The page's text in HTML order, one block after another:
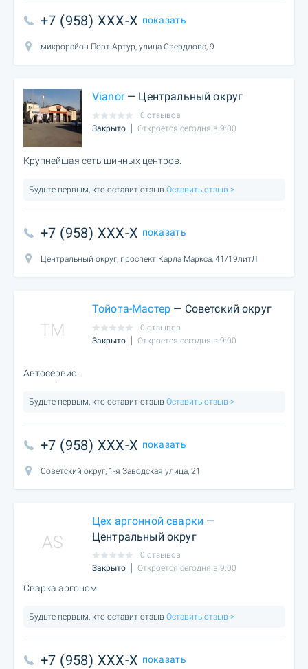
+7 (958) XXX-X показать
микрорайон Порт-Артур, улица Свердлова, 9
Vianor— Центральный округ
0 отзывов
Закрыто
Откроется сегодня в 9:00
Крупнейшая сеть шинных центров.
Будьте первым, кто оставит отзыв Оставить отзыв >
+7 (958) XXX-X показать
Центральный округ, проспект Карла Маркса, 41/19литЛ
TM
Тойота-Мастер — Советский округ
0 отзывов
Закрыто
Откроется сегодня в 9:00
Автосервис.
Будьте первым, кто оставит отзыв Оставить отзыв >
+7 (958) XXX-X показать
Советский округ, 1-я Заводская улица, 21
AS
Цех аргонной сварки —
Центральный округ
0 отзывов
Закрыто
Откроется сегодня в 9:00
Сварка аргоном.
Будьте первым, кто оставит отзыв Оставить отзыв >
+7 (958) XXX-X показать